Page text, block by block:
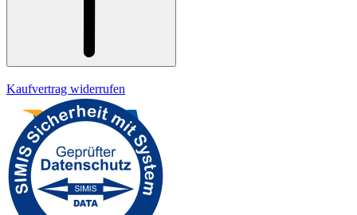
Kaufvertrag widerrufen